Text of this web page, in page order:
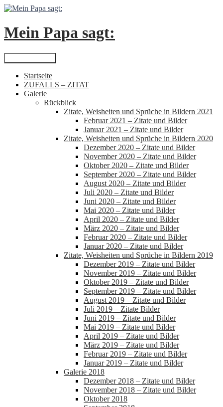
Zum
springen
Mein Papa sagt:
Suchen
Startseite
ZUFALLS – ZITAT
Galerie
Rückblick
Zitate, Weisheiten und Sprüche in Bildern 2021
Februar 2021 – Zitate und Bilder
Januar 2021 – Zitate und Bilder
Zitate, Weisheiten und Sprüche in Bildern 2020
Dezember 2020 – Zitate und Bilder
November 2020 – Zitate und Bilder
Oktober 2020 – Zitate und Bilder
September 2020 – Zitate und Bilder
August 2020 – Zitate und Bilder
Juli 2020 – Zitate und Bilder
Juni 2020 – Zitate und Bilder
Mai 2020 – Zitate und Bilder
April 2020 – Zitate und Bilder
März 2020 – Zitate und Bilder
Februar 2020 – Zitate und Bilder
Januar 2020 – Zitate und Bilder
Zitate, Weisheiten und Sprüche in Bildern 2019
Dezember 2019 – Zitate und Bilder
November 2019 – Zitate und Bilder
Oktober 2019 – Zitate und Bilder
September 2019 – Zitate und Bilder
August 2019 – Zitate und Bilder
Juli 2019 – Zitate Bilder
Juni 2019 – Zitate und Bilder
Mai 2019 – Zitate und Bilder
April 2019 – Zitate und Bilder
März 2019 – Zitate und Bilder
Februar 2019 – Zitate und Bilder
Januar 2019 – Zitate und Bilder
Galerie 2018
Dezember 2018 – Zitate und Bilder
November 2018 – Zitate und Bilder
Oktober 2018